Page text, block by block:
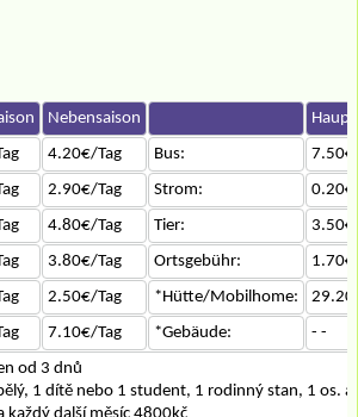
Nebensaison
4.20€/Tag Bus:
2.90€/Tag Strom:
4.80€/Tag Tier:
3.80€/Tag Ortsgebühr:
2.50€/Tag *Hütte/Mobilhome:
7.10€/Tag *Gebäude:
- -
od 3 dnů
1 dítě nebo 1 student, 1 rodinný stan, 1 os.